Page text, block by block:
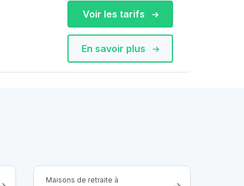
En savoir plus
Voir les tarifs
Maisons de retraite à